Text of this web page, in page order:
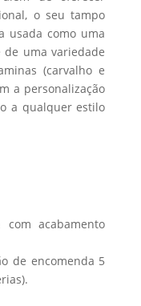
o seu tampo
usada como uma
de uma variedade
(carvalho e
a personalização
a qualquer estilo
acabamento
de encomenda 5